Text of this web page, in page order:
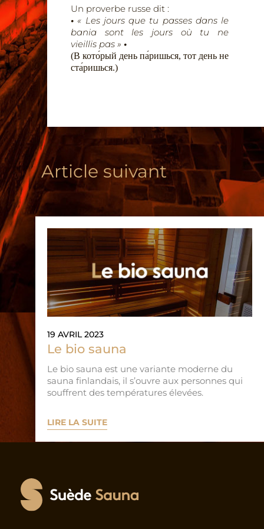
Un proverbe russe dit :
• « Les jours que tu passes dans le
bania sont les jours où tu ne
vieillis pas » •
(В кото́рый день па́ришься, тот день не
ста́ришься.)
Article suivant
19 AVRIL 2023
Le bio sauna
Le bio sauna est une variante moderne du
sauna finlandais, il s’ouvre aux personnes qui
souffrent des températures élevées.
LIRE LA SUITE